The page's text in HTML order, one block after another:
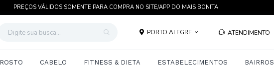
PREÇOS VÁLIDOS SOMENTE PARA COMPRA NO SITE/APP DO MAIS BONITA
PORTO ALEGRE ATENDIMENTO
ROSTO CABELO FITNESS & DIETA ESTABELECIMENTOS BAIRROS